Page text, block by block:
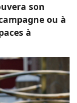
son
ou à
à